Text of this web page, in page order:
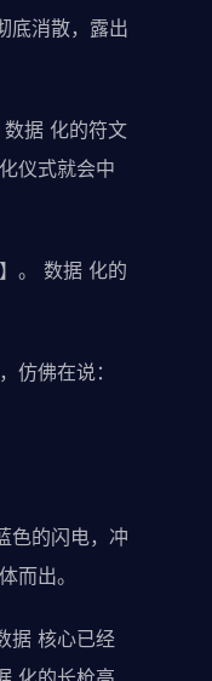
底消散，露出
据 化的符文
仪式就会中
。 数据 化的
仿佛在说：
色的闪电，冲
而出。
据 核心已经